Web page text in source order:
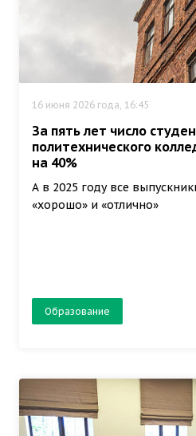
16 июня 2026 года, 16:45
За пять лет число
политехнического
на 40%
А в 2025 году все
«хорошо» и «отлично»
Образование